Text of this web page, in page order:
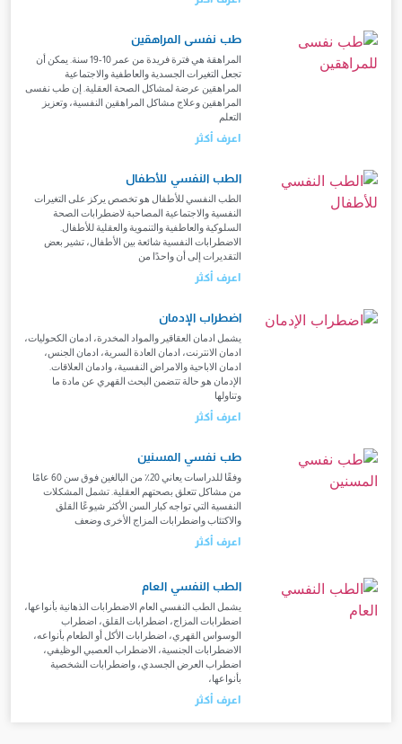
طب نفسى المراهقين
المراهقة هي فترة فريدة من عمر 10-19 سنة. يمكن أن
تجعل التغيرات الجسدية والعاطفية والاجتماعية
المراهقين عرضة لمشاكل الصحة العقلية. إن طب نفسى
المراهقين وعلاج مشاكل المراهقين النفسية، وتعزيز
التعلم
اعرف أكثر
الطب النفسي للأطفال
الطب النفسي للأطفال هو تخصص يركز على التغيرات
النفسية والاجتماعية المصاحبة لاضطرابات الصحة
السلوكية والعاطفية والتنموية والعقلية للأطفال.
الاضطرابات النفسية شائعة بين الأطفال، تشير بعض
التقديرات إلى أن واحدًا من
اعرف أكثر
اضطراب الإدمان
يشمل ادمان العقاقير والمواد المخدرة، ادمان الكحوليات،
ادمان الانترنت، ادمان العادة السرية، ادمان الجنس،
ادمان الاباحية والامراض النفسية، وادمان العلاقات.
الإدمان هو حالة تتضمن البحث القهري عن مادة ما
وتناولها
اعرف أكثر
طب نفسي المسنين
وفقًا للدراسات يعاني 20٪ من البالغين فوق سن 60 عامًا
من مشاكل تتعلق بصحتهم العقلية. تشمل المشكلات
النفسية التي تواجه كبار السن الأكثر شيوعًا القلق
والاكتئاب واضطرابات المزاج الأخرى وضعف
اعرف أكثر
الطب النفسي العام
يشمل الطب النفسي العام الاضطرابات الذهانية بأنواعها،
اضطرابات المزاج، اضطرابات القلق، اضطراب
الوسواس القهري، اضطرابات الأكل أو الطعام بأنواعه،
الاضطرابات الجنسية، الاضطراب العصبي الوظيفي،
اضطراب العرض الجسدي، واضطرابات الشخصية
بأنواعها،
اعرف أكثر